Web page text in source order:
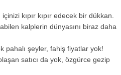
kıpır kıpır edecek bir dükkan.
kalplerin dünyasını biraz daha
pahalı şeyler, fahiş fiyatlar yok!
satıcı da yok, özgürce gezip